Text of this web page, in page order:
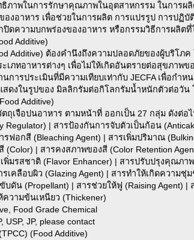
ธิภาพในการรักษาคุณภาพในอุตสาหกรรม ในกา
อาหาร เพื่อช่วยในการผลิต การแปรรูป การปฏิบั
ปิดความบกพร่องของอาหาร หรือกรรมวิธีการผลิตที่
Additive)
Additive) ต้องคำนึงถึงความปลอดภัยของผู้บริโภ
ภทอาหารต่างๆ เพื่อไม่ให้เกิดอันตรายต่อสุขภาพ
การประเมินที่มีความเทียบเท่ากับ JECFA เพื่อก
สดงในรูปของ มิลลิกรัมต่อกิโลกรัมน้ำหนักตัวต่อวั
Additive)
ถุเจือปนอาหาร ตามหน้าที่ ออกเป็น 27 กลุ่ม ดังต่อ
| สารป้องกันการจับตัวเป็นก้อน
รฟอกสี (Bleaching Agent) | สารเพิ่มปริมาณ
| สารคงสภาพของสี (Color Retention
พิ่มรสชาติ (Flavor Enhancer) | สารปรับปรุงคุณภา
รเคลือบผิว (Glazing Agent) | สารทำให้เกิดควา
บดัน (Propellant) | สารช่วยให้ฟู (Raising Agent)
วามข้นเหนียว (Thickener)
Food Grade Chemical
USP, JP, please contact
(Food Additive)